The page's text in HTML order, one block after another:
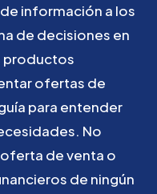
de información a los
de decisiones en
productos
ofertas de
para entender
No
oferta deventa o
de ningún